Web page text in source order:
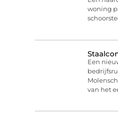
woning
Een
van het